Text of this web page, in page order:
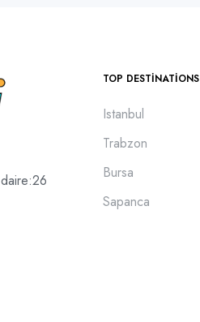
TOP DESTINATIONS
Istanbul
Trabzon
Bursa
Sapanca